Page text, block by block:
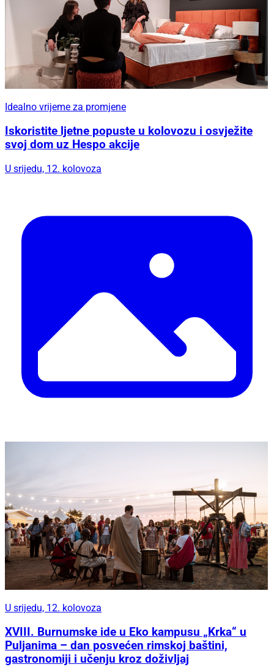
Idealno vrijeme za promjene
Iskoristite ljetne popuste u kolovozu i osvježite
svoj dom uz Hespo akcije
U srijedu, 12. kolovoza
U srijedu, 12. kolovoza
XVIII. Burnumske ide u Eko kampusu „Krka“ u
Puljanima – dan posvećen rimskoj baštini,
gastronomiji i učenju kroz doživljaj